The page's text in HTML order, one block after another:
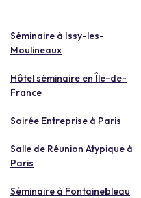
Séminaire à Issy-les-
Moulineaux
Hôtel séminaire en Île-de-
France
Soirée Entreprise à Paris
Salle de Réunion Atypique à
Paris
Séminaire à Fontainebleau